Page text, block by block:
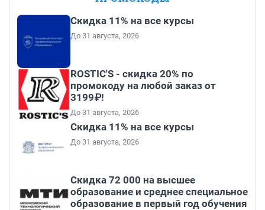
Скидка 11% на все курсы
До 31 августа, 2026
ROSTIC'S - скидка 20% по
промокоду на любой заказ от
3199₽!
До 31 августа, 2026
Скидка 11% на все курсы
До 31 августа, 2026
Скидка 72 000 на высшее
образование и среднее специальное
образование в первый год обучения